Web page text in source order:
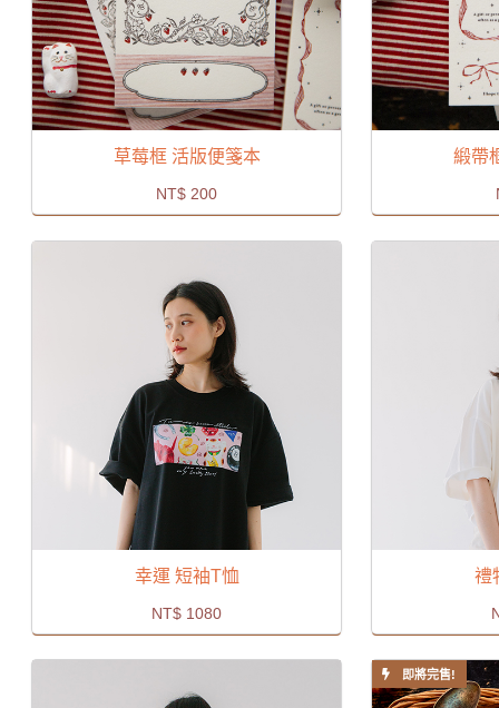
草莓框 活版便箋本
NT$ 200
緞帶
幸運 短袖T恤
NT$ 1080
禮
即將完售!